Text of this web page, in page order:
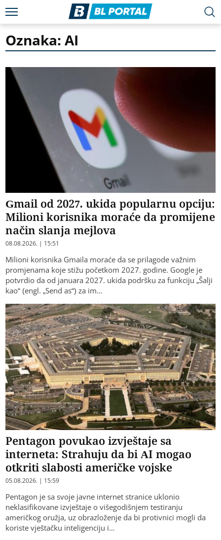
Oznaka: AI
Gmail od 2027. ukida popularnu opciju:
Milioni korisnika moraće da promijene
način slanja mejlova
08.08.2026. | 15:51
Milioni korisnika Gmaila moraće da se prilagode važnim
promjenama koje stižu početkom 2027. godine. Google je
potvrdio da od januara 2027. ukida podršku za funkciju „Šalji
kao“ (engl. „Send as“) za im…
Pentagon povukao izvještaje sa
interneta: Strahuju da bi AI mogao
otkriti slabosti američke vojske
05.08.2026. | 15:59
Pentagon je sa svoje javne internet stranice uklonio
neklasifikovane izvještaje o višegodišnjem testiranju
američkog oružja, uz obrazloženje da bi protivnici mogli da
koriste vještačku inteligenciju i…